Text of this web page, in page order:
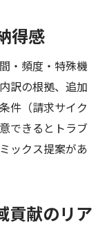
得感
・頻度・特殊機
訳の根拠、追加
件（請求サイク
できるとトラブ
ックス提案があ
貢献のリア